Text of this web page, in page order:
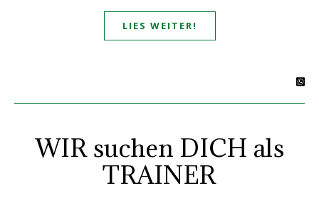
LIES WEITER!
WIR suchen DICH als
TRAINER